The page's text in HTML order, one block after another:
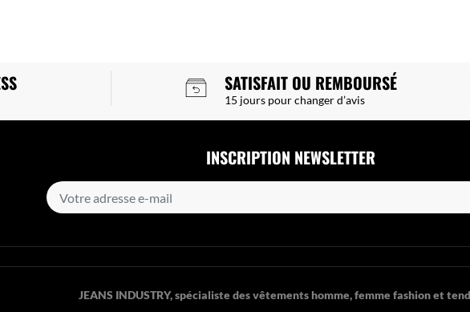
SATISFAIT OU REMBOURSÉ
15 jours pour changer d’avis
INSCRIPTION NEWSLETTER
JEANS INDUSTRY, spécialiste des vêtements homme, femme fashion et